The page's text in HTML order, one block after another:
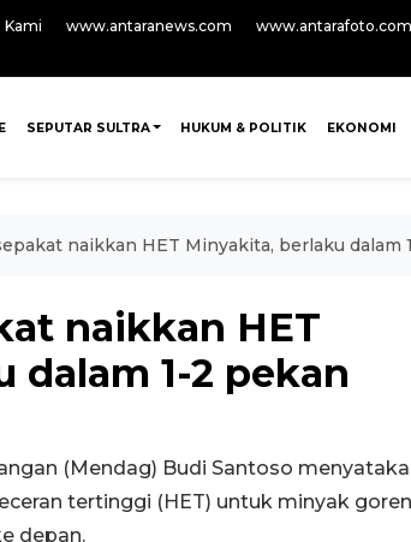
Kami www.antaranews.com
www.antarafoto.com
SEPUTAR SULTRA HUKUM & POLITIK EKONOMI
naikkan HET Minyakita, berlaku dalam
naikkan HET
dalam 1-2 pekan
(Mendag) Budi Santoso
tertinggi (HET) untuk minyak
depan.